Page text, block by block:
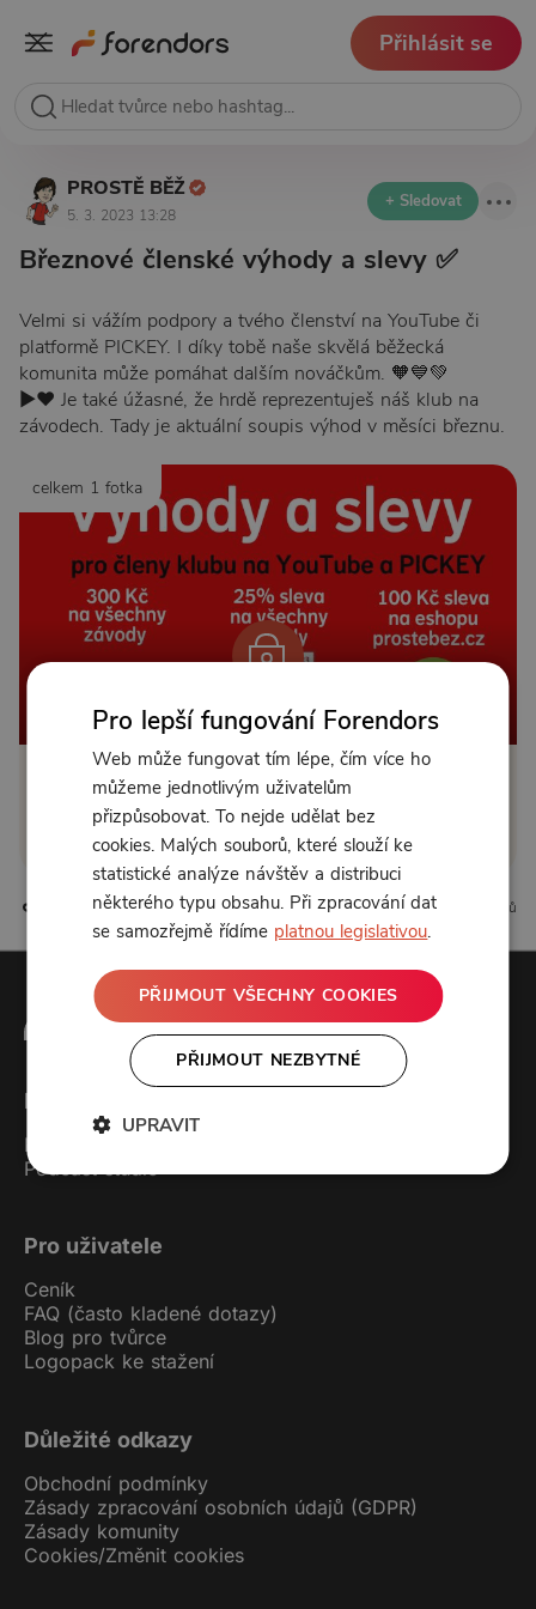
Přihlásit se
PROSTĚ BĚŽ
5. 3. 2023 13:28
+ Sledovat
Březnové členské výhody a slevy ✅
Velmi si vážím podpory a tvého členství na YouTube či
platformě PICKEY. I díky tobě naše skvělá běžecká
komunita může pomáhat dalším nováčkům. 🧡💙💚
▶️♥️ Je také úžasné, že hrdě reprezentuješ náš klub na
závodech. Tady je aktuální soupis výhod v měsíci březnu.
celkem 1 fotka
Od 149 Kč měsíčně
Klikněte pro odemčení
nebo sepřihlaste
0 líbí 0 komentářů
Forendors
Kontakt
Podcast studio
Pro uživatele
Ceník
FAQ (často kladené dotazy)
Blog pro tvůrce
Logopack ke stažení
Důležité odkazy
Obchodní podmínky
Zásady zpracování osobních údajů (GDPR)
Zásady komunity
Cookies/Změnit cookies
Pro lepší fungování Forendors
Web může fungovat tím lépe, čím více ho
můžeme jednotlivým uživatelům
přizpůsobovat. To nejde udělat bez
cookies. Malých souborů, které slouží ke
statistické analýze návštěv a distribuci
některého typu obsahu. Při zpracování dat
se samozřejmě řídíme platnou legislativou.
PŘIJMOUT VŠECHNY COOKIES
PŘIJMOUT NEZBYTNÉ
UPRAVIT